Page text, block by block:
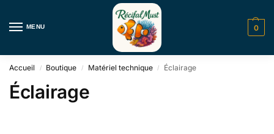
MENU 0
Accueil / Boutique / Matériel technique / Éclairage
Éclairage